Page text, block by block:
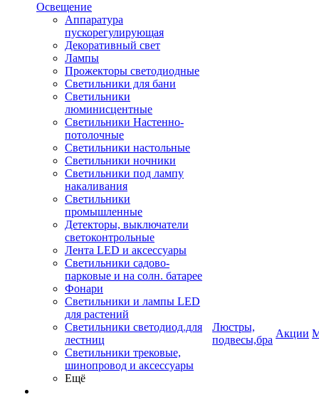
Освещение
Аппаратура
пускорегулирующая
Декоративный свет
Лампы
Прожекторы светодиодные
Светильники для бани
Светильники
люминисцентные
Светильники Настенно-
потолочные
Светильники настольные
Светильники ночники
Светильники под лампу
накаливания
Светильники
промышленные
Детекторы, выключатели
светоконтрольные
Лента LED и аксессуары
Светильники садово-
парковые и на солн. батарее
Фонари
Светильники и лампы LED
для растений
Светильники светодиод.для
лестниц
Светильники трековые,
шинопровод и аксессуары
Ещё
Люстры,
подвесы,бра
Акции